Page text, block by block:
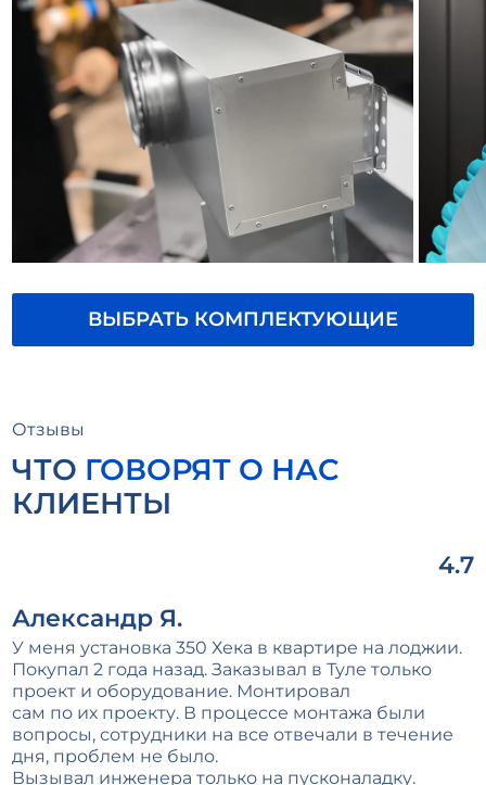
ВЫБРАТЬ КОМПЛЕКТУЮЩИЕ
Отзывы
ЧТО ГОВОРЯТ О НАС
КЛИЕНТЫ
4.7
Александр Я.
У меня установка 350 Хека в квартире на лоджии.
Покупал 2 года назад. Заказывал в Туле только
проект и оборудование. Монтировал
сам по их проекту. В процессе монтажа были
вопросы, сотрудники на все отвечали в течение
дня, проблем не было.
Вызывал инженера только на пусконаладку.